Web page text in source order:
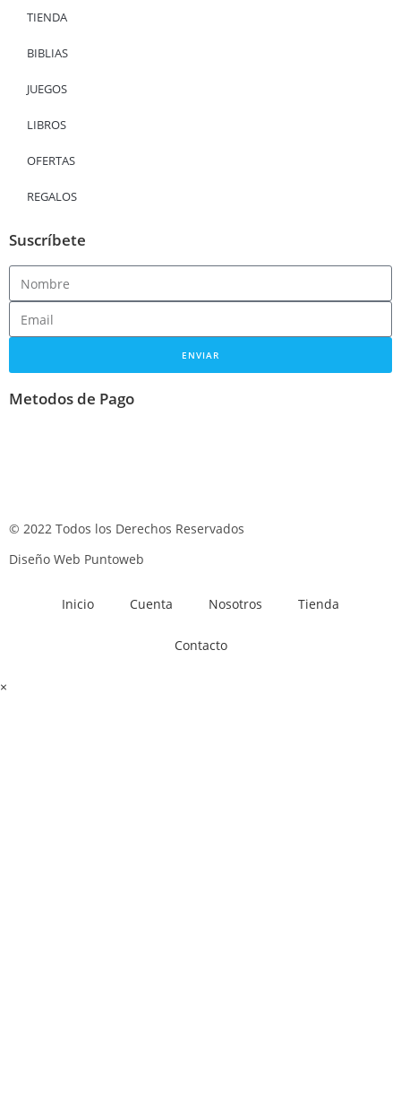
TIENDA
BIBLIAS
JUEGOS
LIBROS
OFERTAS
REGALOS
Suscríbete
ENVIAR
Metodos de Pago
© 2022 Todos los Derechos Reservados
Diseño Web Puntoweb
Inicio Cuenta Nosotros Tienda
Contacto
×